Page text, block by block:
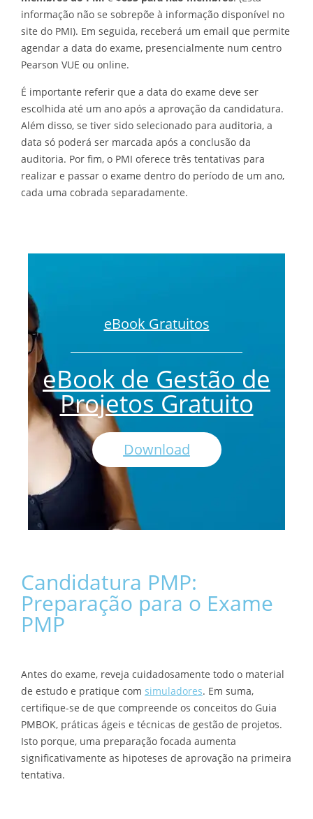
informação não se sobrepõe à informação disponível no
site do PMI). Em seguida, receberá um email que permite
agendar a data do exame, presencialmente num centro
Pearson VUE ou online.
É importante referir que a data do exame deve ser
escolhida até um ano após a aprovação da candidatura.
Além disso, se tiver sido selecionado para auditoria, a
data só poderá ser marcada após a conclusão da
auditoria. Por fim, o PMI oferece três tentativas para
realizar e passar o exame dentro do período de um ano,
cada uma cobrada separadamente.
eBook Gratuitos
eBook de Gestão de
Projetos Gratuito
Download
Candidatura PMP:
Preparação para o Exame
PMP
Antes do exame, reveja cuidadosamente todo o material
de estudo e pratique com simuladores. Em suma,
certifique-se de que compreende os conceitos do Guia
PMBOK, práticas ágeis e técnicas de gestão de projetos.
Isto porque, uma preparação focada aumenta
significativamente as hipoteses de aprovação na primeira
tentativa.